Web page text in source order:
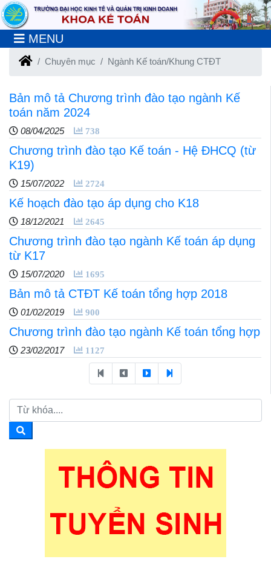
MENU
Chuyên mục Ngành Kế toán/Khung CTĐT
Bản mô tả Chương trình đào tạo ngành Kế
toán năm 2024
08/04/2025 738
Chương trình đào tạo Kế toán - Hệ ĐHCQ (từ
K19)
15/07/2022 2724
Kế hoạch đào tạo áp dụng cho K18
18/12/2021 2645
Chương trình đào tạo ngành Kế toán áp dụng
từ K17
15/07/2020 1695
Bản mô tả CTĐT Kế toán tổng hợp 2018
01/02/2019 900
Chương trình đào tạo ngành Kế toán tổng hợp
23/02/2017 1127